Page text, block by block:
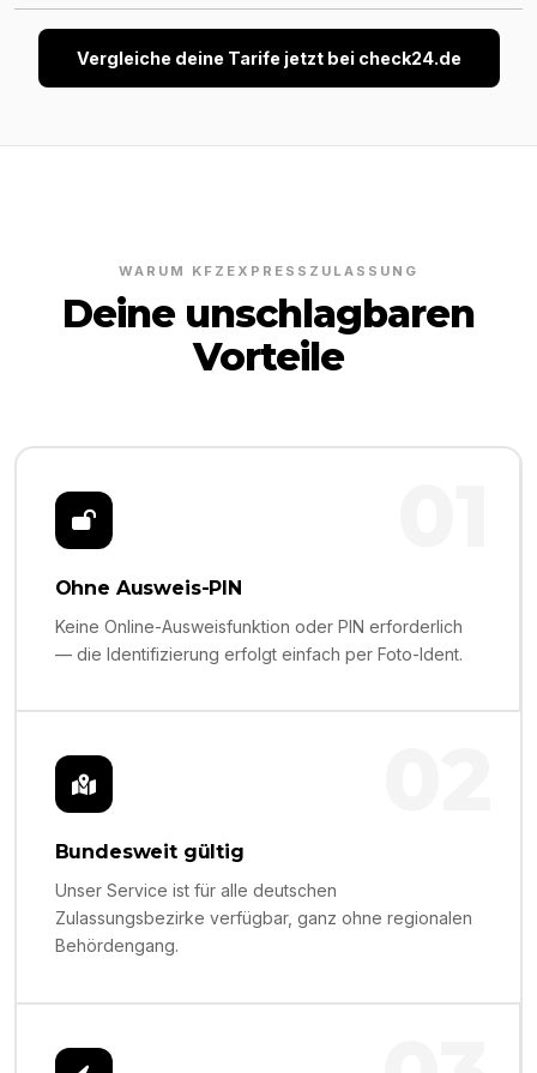
Vergleiche deine Tarife jetzt bei check24.de
WARUM KFZEXPRESSZULASSUNG
Deine unschlagbaren
Vorteile
Ohne Ausweis-PIN
Keine Online-Ausweisfunktion oder PIN erforderlich
— die Identifizierung erfolgt einfach per Foto-Ident.
Bundesweit gültig
Unser Service ist für alle deutschen
Zulassungsbezirke verfügbar, ganz ohne regionalen
Behördengang.